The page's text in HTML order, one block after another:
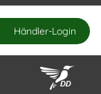
Händler-Login